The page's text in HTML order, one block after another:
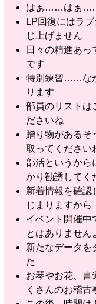
はぁ……はぁ……
LP回復にはラ
じ上げません
日々の精進あ
です
特別練習……な
ります
部員のリストは
ださいね
贈り物があるそ
取ってください
部活というから
かり勧誘してく
新着情報を確認
じまりますから
イベント開催
とはありません
新たなデータを
た
お琴やお花、
くさんのお稽古